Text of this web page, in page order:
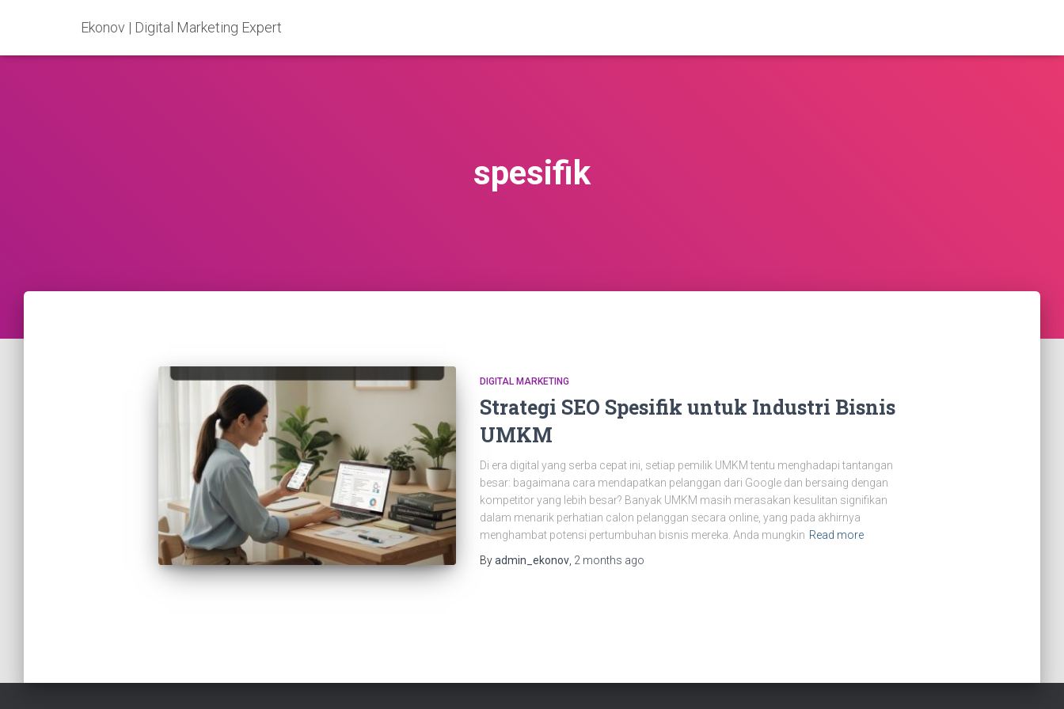
Ekonov | Digital Marketing Expert
spesifik
DIGITAL MARKETING
Strategi SEO Spesifik untuk Industri Bisnis
UMKM
Di era digital yang serba cepat ini, setiap pemilik UMKM tentu menghadapi tantangan
besar: bagaimana cara mendapatkan pelanggan dari Google dan bersaing dengan
kompetitor yang lebih besar? Banyak UMKM masih merasakan kesulitan signifikan
dalam menarik perhatian calon pelanggan secara online, yang pada akhirnya
menghambat potensi pertumbuhan bisnis mereka. Anda mungkin Read more
Byadmin_ekonov, 2 months ago